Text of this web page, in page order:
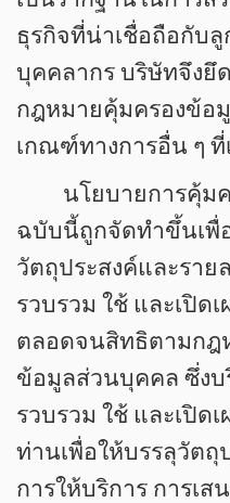
ธุรกิจที่น่าเชื่อถือกับ
บุคคลากร บริษัทจึง
กฎหมายคุ้มครองข้อ
เกณฑ์ทางการอื่น ๆ ที่
นโยบายการคุ้ม
ฉบับนี้ถูกจัดทำขึ้นเพื่
วัตถุประสงค์และราย
รวบรวม ใช้ และเปิด
ตลอดจนสิทธิตามกฎ
ข้อมูลส่วนบุคคล ซึ่งบ
รวบรวม ใช้ และเปิด
ท่านเพื่อให้บรรลุวัตถุ
การให้บริการ การเ